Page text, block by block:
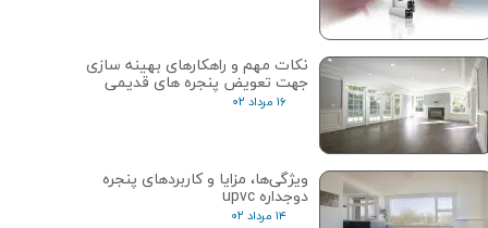
نکات مهم و راهکارهای بهینه سازی
جهت تعویض پنجره های قدیمی
۱۶ مرداد ۰۲
ویژگی‌ها، مزایا و کاربردهای پنجره
دوجداره upvc
۱۴ مرداد ۰۲